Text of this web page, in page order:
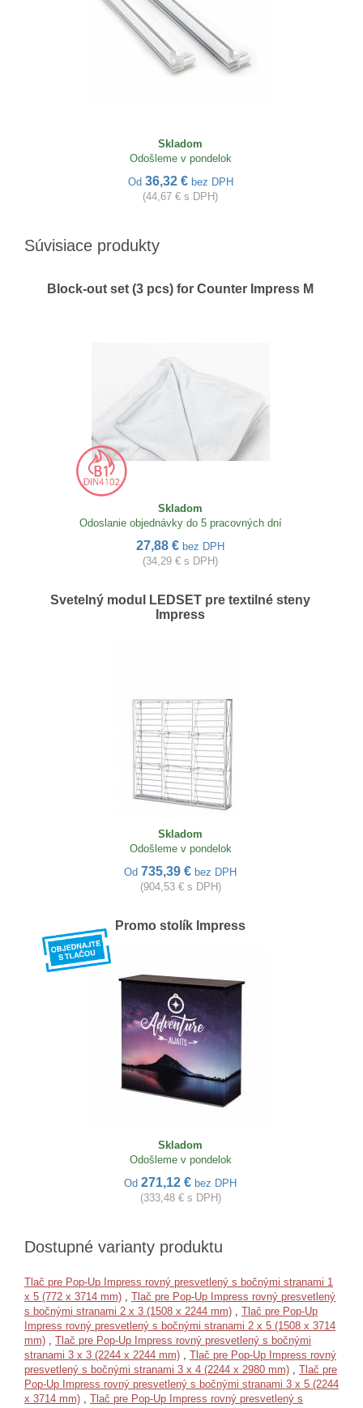
Skladom
Odošleme v pondelok
Od 36,32 € bez DPH
(44,67 € s DPH)
Súvisiace produkty
Block-out set (3 pcs) for Counter Impress M
Skladom
Odoslanie objednávky do 5 pracovných dní
27,88 € bez DPH
(34,29 € s DPH)
Svetelný modul LEDSET pre textilné steny
Impress
Skladom
Odošleme v pondelok
Od 735,39 € bez DPH
(904,53 € s DPH)
Promo stolík Impress
Skladom
Odošleme v pondelok
Od 271,12 € bez DPH
(333,48 € s DPH)
Dostupné varianty produktu
Tlač pre Pop-Up Impress rovný presvetlený s bočnými stranami 1
x 5 (772 x 3714 mm) , Tlač pre Pop-Up Impress rovný presvetlený
s bočnými stranami 2 x 3 (1508 x 2244 mm) , Tlač pre Pop-Up
Impress rovný presvetlený s bočnými stranami 2 x 5 (1508 x 3714
mm) , Tlač pre Pop-Up Impress rovný presvetlený s bočnými
stranami 3 x 3 (2244 x 2244 mm) , Tlač pre Pop-Up Impress rovný
presvetlený s bočnými stranami 3 x 4 (2244 x 2980 mm) , Tlač pre
Pop-Up Impress rovný presvetlený s bočnými stranami 3 x 5 (2244
x 3714 mm) , Tlač pre Pop-Up Impress rovný presvetlený s